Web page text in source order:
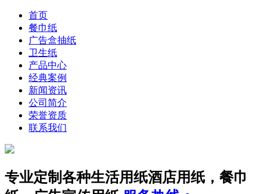
首页
餐巾纸
广告盒抽纸
卫生纸
产品中心
经典案例
新闻资讯
公司简介
荣誉资质
联系我们
专业定制各种生活用纸酒店用纸，餐巾